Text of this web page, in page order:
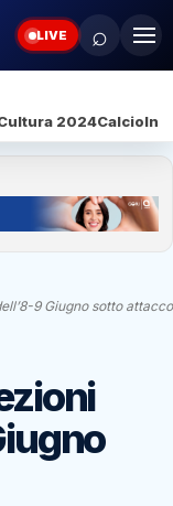
LIVE ⌕
2024Calcio
9 Giugno sotto attacco